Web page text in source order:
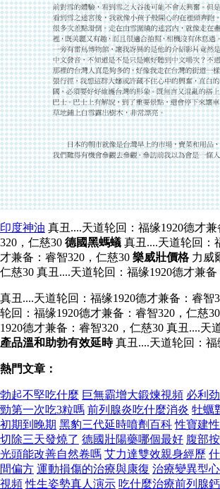
印度神油 真丑....天道轮回：福缘1920德才
320，仁慈30 德國黑螞蟻 真丑....天道轮回：
才兼备：睿智320，仁慈30 樂威壯價格力威
仁慈30 真丑....天道轮回：福缘1920德才兼
真丑....天道轮回：福缘1920德才兼备：睿智
轮回：福缘1920德才兼备：睿智320，仁慈
1920德才兼备：睿智320，仁慈30 真丑....天
產品溫和助勃有效延時真丑....天道轮回：福
熱門文章：
勃起不堅吃什麼 巨無霸增大鍛煉視頻 必利
勁第一次吃3粒嗎 前列腺炎吃什麼消炎 牡蠣
初期到晚期 黑豹三代延時噴劑百科 性寶建
切除三天發燒了 德國壯陽藥哪個最好 腹部
光頭能改善自然卷嗎 艾力達雙效親身經歷
間偏方 運動損傷的治療與康復 治療變異型
視頻 性生姿勢真人演示 吃什麼治療前列腺